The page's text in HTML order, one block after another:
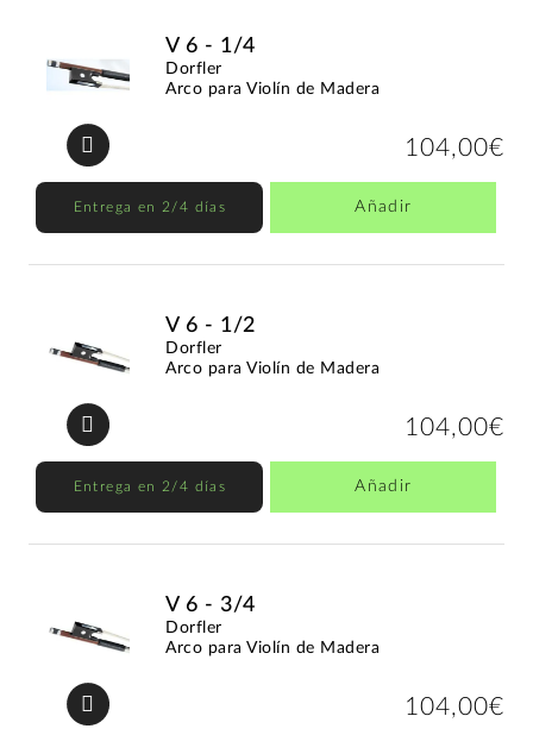
V 6 - 1/4
Dorfler
Arco para Violín de Madera
104,00€
Entrega en 2/4 días Añadir
V 6 - 1/2
Dorfler
Arco para Violín de Madera
104,00€
Entrega en 2/4 días Añadir
V 6 - 3/4
Dorfler
Arco para Violín de Madera
104,00€